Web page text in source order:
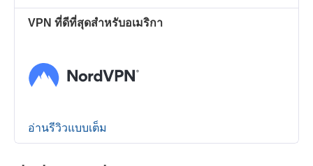
VPN ที่ดีที่สุดสำหรับอเมริกา
อ่านรีวิวแบบเต็ม